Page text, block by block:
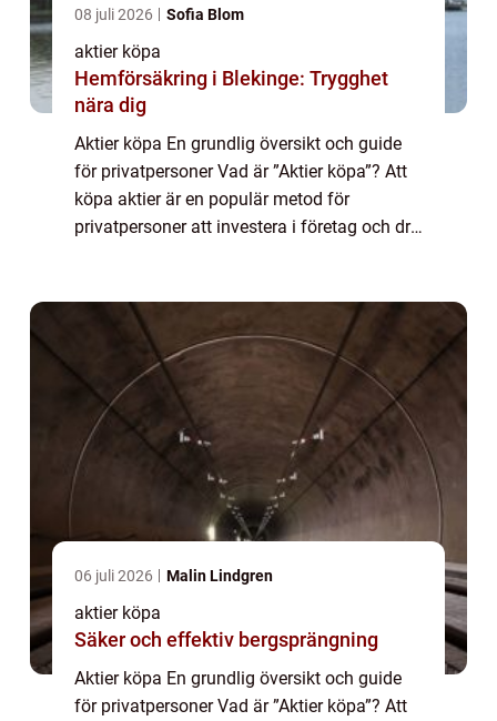
08 juli 2026 Sofia Blom
aktier köpa
Hemförsäkring i Blekinge: Trygghet
nära dig
Aktier köpa En grundlig översikt och guide
för privatpersoner Vad är ”Aktier köpa”? Att
köpa aktier är en populär metod för
privatpersoner att investera i företag och dra
06 juli 2026 Malin Lindgren
aktier köpa
Säker och effektiv bergsprängning
Aktier köpa En grundlig översikt och guide
för privatpersoner Vad är ”Aktier köpa”? Att